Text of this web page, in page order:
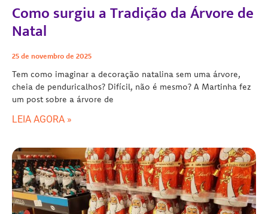
Como surgiu a Tradição da Árvore de
Natal
25 de novembro de 2025
Tem como imaginar a decoração natalina sem uma árvore,
cheia de penduricalhos? Difícil, não é mesmo? A Martinha fez
um post sobre a árvore de
LEIA AGORA »